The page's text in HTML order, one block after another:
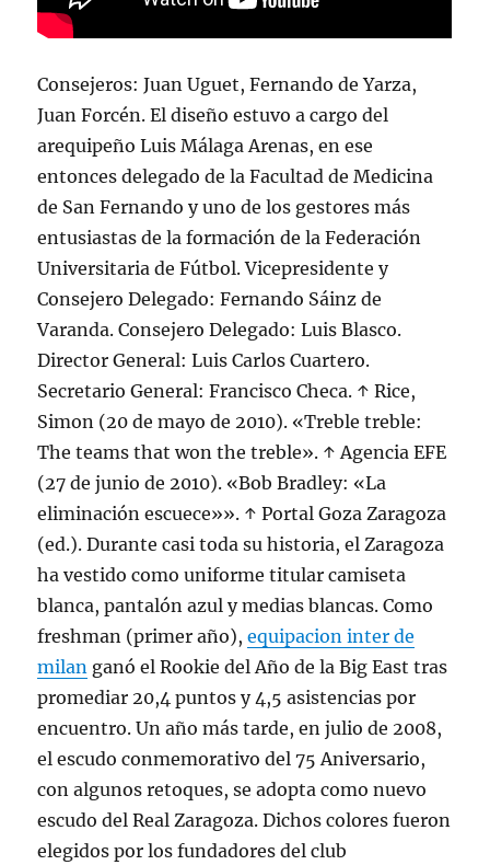
Consejeros: Juan Uguet, Fernando de Yarza,
Juan Forcén. El diseño estuvo a cargo del
arequipeño Luis Málaga Arenas, en ese
entonces delegado de la Facultad de Medicina
de San Fernando y uno de los gestores más
entusiastas de la formación de la Federación
Universitaria de Fútbol. Vicepresidente y
Consejero Delegado: Fernando Sáinz de
Varanda. Consejero Delegado: Luis Blasco.
Director General: Luis Carlos Cuartero.
Secretario General: Francisco Checa. ↑ Rice,
Simon (20 de mayo de 2010). «Treble treble:
The teams that won the treble». ↑ Agencia EFE
(27 de junio de 2010). «Bob Bradley: «La
eliminación escuece»». ↑ Portal Goza Zaragoza
(ed.). Durante casi toda su historia, el Zaragoza
ha vestido como uniforme titular camiseta
blanca, pantalón azul y medias blancas. Como
freshman (primer año),equipacion inter de
milan ganó el Rookie del Año de la Big East tras
promediar 20,4 puntos y 4,5 asistencias por
encuentro. Un año más tarde, en julio de 2008,
el escudo conmemorativo del 75 Aniversario,
con algunos retoques, se adopta como nuevo
escudo del Real Zaragoza. Dichos colores fueron
elegidos por los fundadores del club